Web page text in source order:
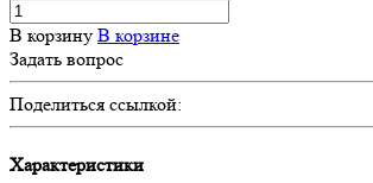
В корзину В корзине
Задать вопрос
Поделиться ссылкой:
Характеристики